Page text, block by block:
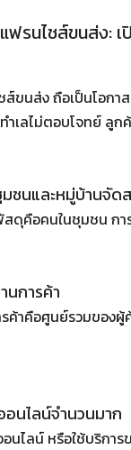
ฟรนไชส์ขนส่ง:
ขนส่ง ถือเป็นโอกา
ำเลไม่ตอบโจทย์ ลูก
ชนและหมู่บ้านจัด
คือคนในชุมชน การ
นการค้า
ค้าคือศูนย์รวมของผู้
นไลน์จำนวนมาก
ไลน์ หรือใช้บริการ